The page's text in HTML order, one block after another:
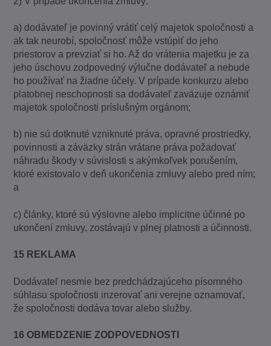
a) dodávateľ je povinný vrátiť celý majetok spoločnosti a
ak tak neurobí, spoločnosť môže vstúpiť do jeho
priestorov a prevziať si ho. Až do vrátenia majetku je za
jeho úschovu zodpovedný výlučne dodávateľ a nebude
ho používať na žiadne účely. V prípade konkurzu alebo
platobnej neschopnosti sa dodávateľ zaväzuje oznámiť
majetok spoločnosti príslušným orgánom;
b) nie sú dotknuté vzniknuté práva, opravné prostriedky,
povinnosti a záväzky strán vrátane práva požadovať
náhradu škody v súvislosti s akýmkoľvek porušením,
ktoré existovalo v deň ukončenia zmluvy alebo pred ním;
a
c) články, ktoré sú výslovne alebo implicitne účinné po
ukončení zmluvy, zostávajú v plnej platnosti a účinnosti.
15 REKLAMA
Dodávateľ nesmie bez predchádzajúceho písomného
súhlasu spoločnosti inzerovať ani verejne oznamovať,
že spoločnosti dodáva tovar alebo služby.
16 OBMEDZENIE ZODPOVEDNOSTI